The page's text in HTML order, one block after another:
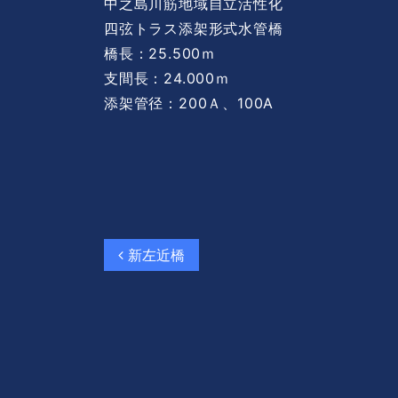
中之島川筋地域自立活性化
四弦トラス添架形式水管橋
橋長：25.500ｍ
支間長：24.000ｍ
添架管径：200Ａ、100A
投稿ナビゲーショ
新左近橋